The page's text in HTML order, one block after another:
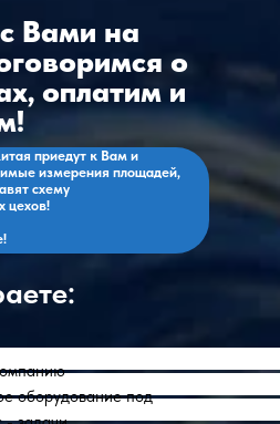
13 450 сегментов
и программный режим
тока при 50 Гц
Вами на
о
оплатим и
приедут к Вам и
измерения площадей,
схему
цехов!
оборудование под